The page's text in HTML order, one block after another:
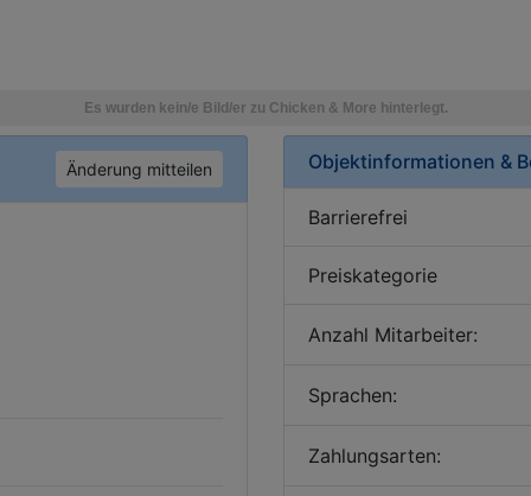
Änderung mitteilen Objektinformationen &
Barrierefrei
Preiskategorie
Anzahl Mitarbeiter:
Sprachen:
Zahlungsarten: